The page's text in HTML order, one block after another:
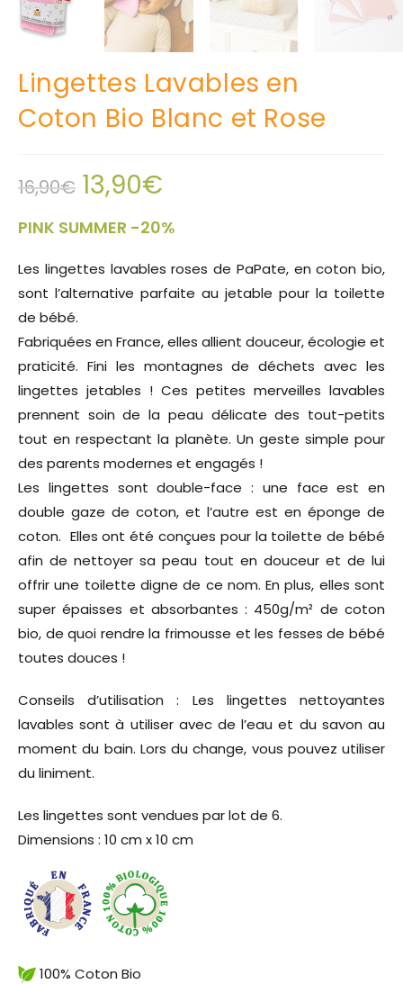
Lingettes Lavables en
Coton Bio Blanc et Rose
16,90€ 13,90€
PINK SUMMER -20%
Les lingettes lavables roses de PaPate, en coton bio,
sont l’alternative parfaite au jetable pour la toilette
de bébé.
Fabriquées en France, elles allient douceur, écologie et
praticité. Fini les montagnes de déchets avec les
lingettes jetables ! Ces petites merveilles lavables
prennent soin de la peau délicate des tout-petits
tout en respectant la planète. Un geste simple pour
des parents modernes et engagés !
Les lingettes sont double-face : une face est en
double gaze de coton, et l’autre est en éponge de
coton. Elles ont été conçues pour la toilette de bébé
afin de nettoyer sa peau tout en douceur et de lui
offrir une toilette digne de ce nom. En plus, elles sont
super épaisses et absorbantes : 450g/m² de coton
bio, de quoi rendre la frimousse et les fesses de bébé
toutes douces !
Conseils d’utilisation : Les lingettes nettoyantes
lavables sont à utiliser avec de l’eau et du savon au
moment du bain. Lors du change, vous pouvez utiliser
du liniment.
Les lingettes sont vendues par lot de 6.
Dimensions : 10 cm x 10 cm
100% Coton Bio